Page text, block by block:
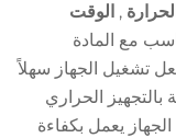
, الوقت
مع المادة
تشغيل الجهاز سهلاً
الحراري
يعمل بكفاءة